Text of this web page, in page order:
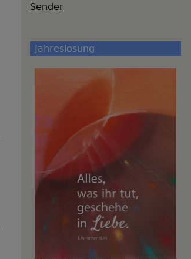
Sender
Jahreslosung